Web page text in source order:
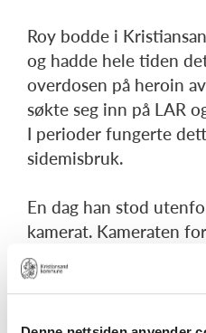
Roy bodde i
og hadde hele tiden
overdosen på heroin
søkte seg inn på LAR
I perioder fungerte
sidemisbruk.
En dag han stod
kamerat. Kameraten
gård. Roy ventet i
I sjelen var det mye